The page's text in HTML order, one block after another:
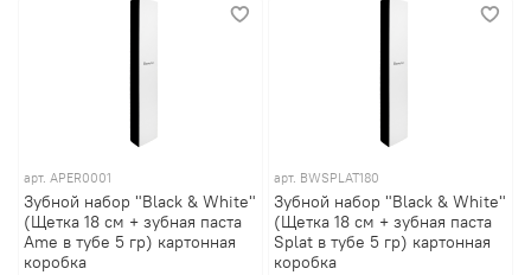
арт.APER0001
Зубной набор "Black & White"
(Щетка 18 см + зубная паста
Ame в тубе 5 гр) картонная
коробка
арт. BWSPLAT180
Зубной набор "Black & White"
(Щетка 18 см + зубная паста
Splat в тубе 5 гр) картонная
коробка